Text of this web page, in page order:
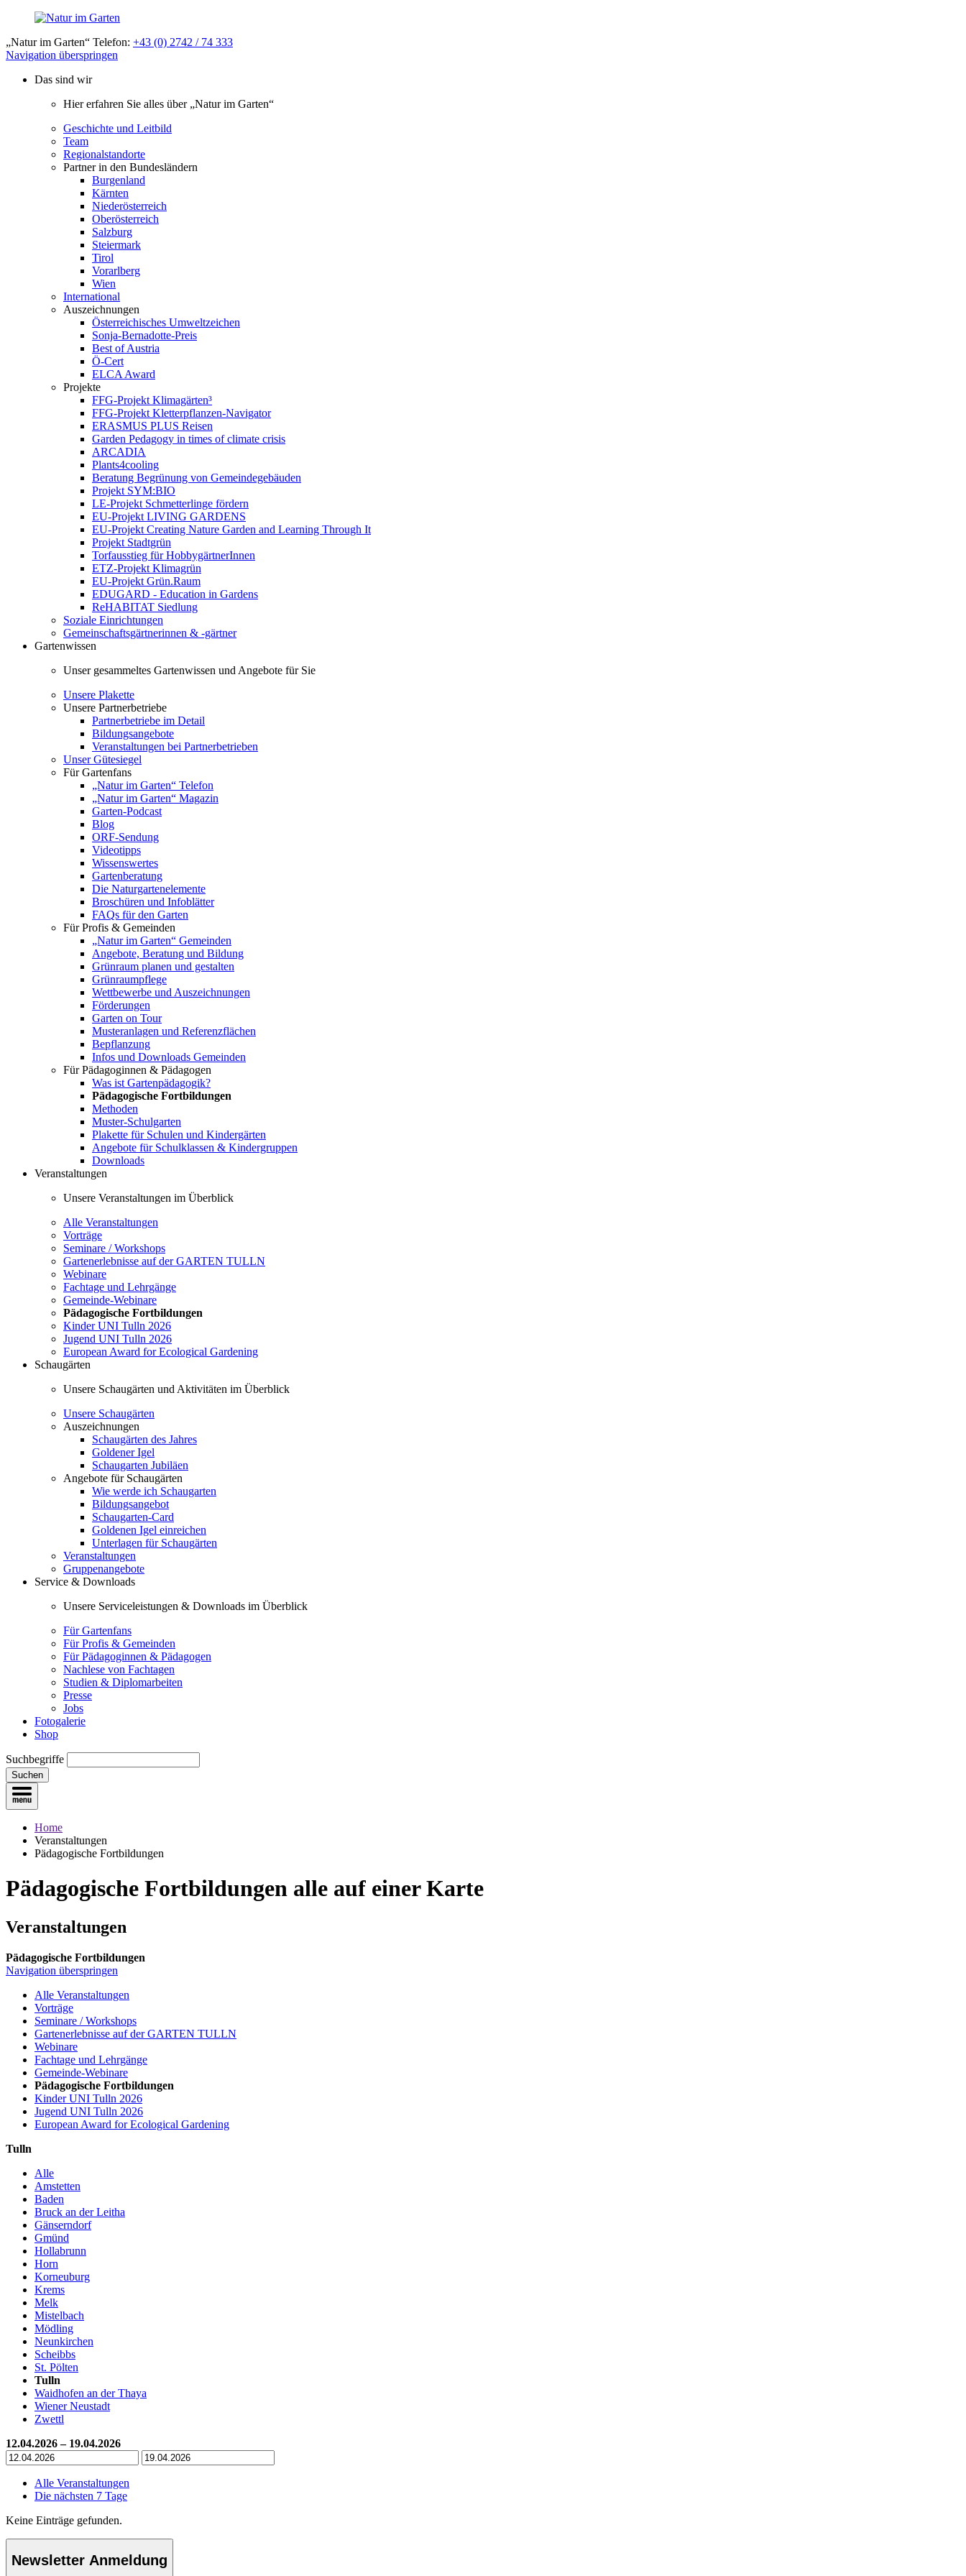
„Natur im Garten“ Telefon: +43 (0) 2742 / 74 333
Navigation überspringen
Das sind wir
Hier erfahren Sie alles über „Natur im Garten“
Geschichte und Leitbild
Team
Regionalstandorte
Partner in den Bundesländern
Burgenland
Kärnten
Niederösterreich
Oberösterreich
Salzburg
Steiermark
Tirol
Vorarlberg
Wien
International
Auszeichnungen
Österreichisches Umweltzeichen
Sonja-Bernadotte-Preis
Best of Austria
Ö-Cert
ELCA Award
Projekte
FFG-Projekt Klimagärten³
FFG-Projekt Kletterpflanzen-Navigator
ERASMUS PLUS Reisen
Garden Pedagogy in times of climate crisis
ARCADIA
Plants4cooling
Beratung Begrünung von Gemeindegebäuden
Projekt SYM:BIO
LE-Projekt Schmetterlinge fördern
EU-Projekt LIVING GARDENS
EU-Projekt Creating Nature Garden and Learning Through It
Projekt Stadtgrün
Torfausstieg für HobbygärtnerInnen
ETZ-Projekt Klimagrün
EU-Projekt Grün.Raum
EDUGARD - Education in Gardens
ReHABITAT Siedlung
Soziale Einrichtungen
Gemeinschaftsgärtnerinnen & -gärtner
Gartenwissen
Unser gesammeltes Gartenwissen und Angebote für Sie
Unsere Plakette
Unsere Partnerbetriebe
Partnerbetriebe im Detail
Bildungsangebote
Veranstaltungen bei Partnerbetrieben
Unser Gütesiegel
Für Gartenfans
„Natur im Garten“ Telefon
„Natur im Garten“ Magazin
Garten-Podcast
Blog
ORF-Sendung
Videotipps
Wissenswertes
Gartenberatung
Die Naturgartenelemente
Broschüren und Infoblätter
FAQs für den Garten
Für Profis & Gemeinden
„Natur im Garten“ Gemeinden
Angebote, Beratung und Bildung
Grünraum planen und gestalten
Grünraumpflege
Wettbewerbe und Auszeichnungen
Förderungen
Garten on Tour
Musteranlagen und Referenzflächen
Bepflanzung
Infos und Downloads Gemeinden
Für Pädagoginnen & Pädagogen
Was ist Gartenpädagogik?
Pädagogische Fortbildungen
Methoden
Muster-Schulgarten
Plakette für Schulen und Kindergärten
Angebote für Schulklassen & Kindergruppen
Downloads
Veranstaltungen
Unsere Veranstaltungen im Überblick
Alle Veranstaltungen
Vorträge
Seminare / Workshops
Gartenerlebnisse auf der GARTEN TULLN
Webinare
Fachtage und Lehrgänge
Gemeinde-Webinare
Pädagogische Fortbildungen
Kinder UNI Tulln 2026
Jugend UNI Tulln 2026
European Award for Ecological Gardening
Schaugärten
Unsere Schaugärten und Aktivitäten im Überblick
Unsere Schaugärten
Auszeichnungen
Schaugärten des Jahres
Goldener Igel
Schaugarten Jubiläen
Angebote für Schaugärten
Wie werde ich Schaugarten
Bildungsangebot
Schaugarten-Card
Goldenen Igel einreichen
Unterlagen für Schaugärten
Veranstaltungen
Gruppenangebote
Service & Downloads
Unsere Serviceleistungen & Downloads im Überblick
Für Gartenfans
Für Profis & Gemeinden
Für Pädagoginnen & Pädagogen
Nachlese von Fachtagen
Studien & Diplomarbeiten
Presse
Jobs
Fotogalerie
Shop
Suchbegriffe
Suchen
Home
Veranstaltungen
Pädagogische Fortbildungen
Pädagogische Fortbildungen alle auf einer Karte
Veranstaltungen
Pädagogische Fortbildungen
Navigation überspringen
Alle Veranstaltungen
Vorträge
Seminare / Workshops
Gartenerlebnisse auf der GARTEN TULLN
Webinare
Fachtage und Lehrgänge
Gemeinde-Webinare
Pädagogische Fortbildungen
Kinder UNI Tulln 2026
Jugend UNI Tulln 2026
European Award for Ecological Gardening
Tulln
Alle
Amstetten
Baden
Bruck an der Leitha
Gänserndorf
Gmünd
Hollabrunn
Horn
Korneuburg
Krems
Melk
Mistelbach
Mödling
Neunkirchen
Scheibbs
St. Pölten
Tulln
Waidhofen an der Thaya
Wiener Neustadt
Zwettl
12.04.2026 – 19.04.2026
Alle Veranstaltungen
Die nächsten 7 Tage
Keine Einträge gefunden.
Newsletter Anmeldung